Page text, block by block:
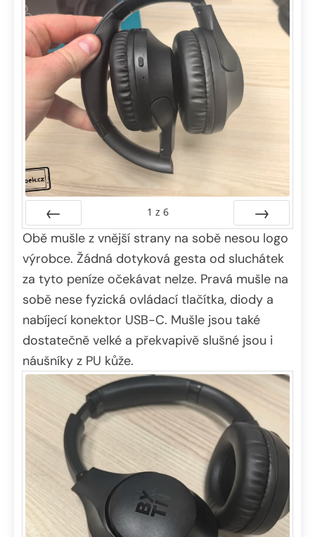
Předchozí
1 z 6
Další
Obě mušle z vnější strany na sobě nesou logo
výrobce. Žádná dotyková gesta od sluchátek
za tyto peníze očekávat nelze. Pravá mušle na
sobě nese fyzická ovládací tlačítka, diody a
nabíjecí konektor USB-C. Mušle jsou také
dostatečně velké a překvapivě slušné jsou i
náušníky z PU kůže.